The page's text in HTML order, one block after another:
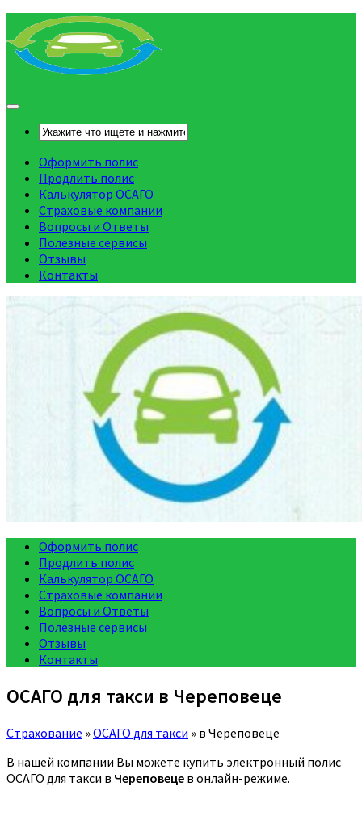
Оформить полис
Продлить полис
Калькулятор ОСАГО
Страховые компании
Вопросы и Ответы
Полезные сервисы
Отзывы
Контакты
Оформить полис
Продлить полис
Калькулятор ОСАГО
Страховые компании
Вопросы и Ответы
Полезные сервисы
Отзывы
Контакты
ОСАГО для такси в Череповеце
Страхование »ОСАГО для такси » в Череповеце
В нашей компании Вы можете купить электронный полис
ОСАГО для такси в Череповеце в онлайн-режиме.